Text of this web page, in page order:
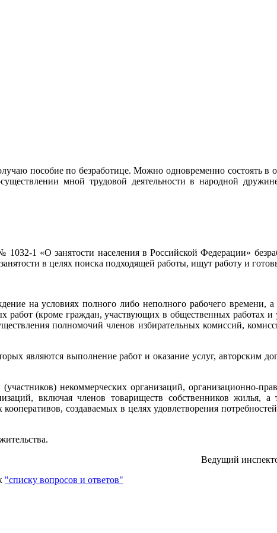
пособие по безработице. Можно одновременно состоять в
мной трудовой деятельности в народной
1 «О занятости населения в Российской Федерации»
в целях поиска подходящей работы, ищут работу и
на условиях полного либо неполного рабочего
работ (кроме граждан, участвующих в общественных работах
полномочий членов избирательных комиссий,
являются выполнение работ и оказание услуг, авторским
некоммерческих организаций, организационно-
включая членов товариществ собственников
создаваемых в целях удовлетворения
Ведущий
"списку вопросов и ответов"